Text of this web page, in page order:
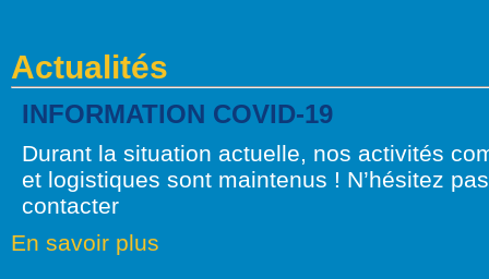
Actualités
INFORMATION COVID-19
Durant la situation actuelle, nos activités
et logistiques sont maintenus ! N’hésitez
contacter
En savoir plus